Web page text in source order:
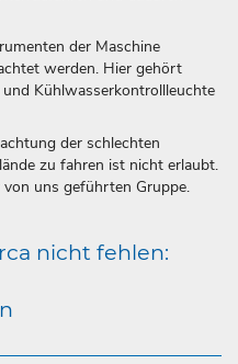
der Maschine
werden. Hier gehört
Kühlwasserkontrollleuchte
der schlechten
zu fahren ist nicht erlaubt.
uns geführten Gruppe.
nicht fehlen: